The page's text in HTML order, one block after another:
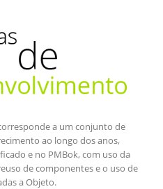
a um conjunto de
ao longo dos anos,
e no PMBok, com uso da
de componentes e o uso de
a Objeto.